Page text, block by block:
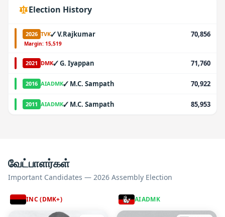
Election History
2026 TVK✓V.Rajkumar 70,856
·Margin: 15,519
2021 DMK✓G. Iyappan 71,760
2016 AIADMK✓ M.C. Sampath 70,922
2011 AIADMK✓ M.C. Sampath 85,953
வேட்பாளர்கள்
Important Candidates — 2026 Assembly Election
INC (DMK+) AIADMK